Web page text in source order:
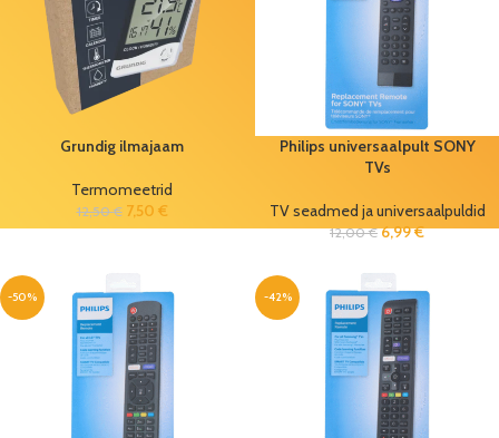
Grundig ilmajaam
Termomeetrid
12,50€ 7,50 €
Philips universaalpult SONY
TVs
TV seadmed ja universaalpuldid
12,00€ 6,99€
-50% -42%